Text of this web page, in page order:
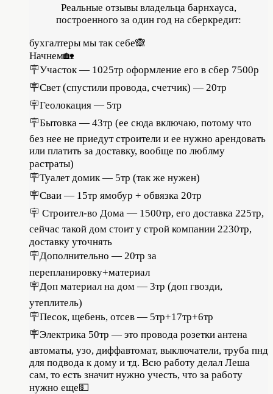
Реальные отзывы владельца барнхауса,
построенного за один год на сберкредит:
бухгалтеры мы так себе🙈 ⠀
Начнем🏡⠀
🪧Участок — 1025тр оформление его в сбер 7500р⠀
🪧Свет (спустили провода, счетчик) — 20тр⠀
🪧Геолокация — 5тр ⠀
🪧Бытовка — 43тр (ее сюда включаю, потому что
без нее не приедут строители и ее нужно арендовать
или платить за доставку, вообще по люблму
растраты)⠀
🪧Туалет домик — 5тр (так же нужен)⠀
🪧Сваи — 15тр ямобур + обвязка 20тр⠀
🪧 Строител-во Дома — 1500тр, его доставка 225тр,
сейчас такой дом стоит у строй компании 2230тр,
доставку уточнять⠀
🪧Дополнительно — 20тр за
перепланировку+материал⠀
🪧Доп материал на дом — 3тр (доп гвозди,
утеплитель) ⠀
🪧Песок, щебень, отсев — 5тр+17тр+6тр⠀
🪧Электрика 50тр — это провода розетки антена
автоматы, узо, диффавтомат, выключатели, труба пнд
для подвода к дому и тд. Всю работу делал Леша
сам, то есть значит нужно учесть, что за работу
нужно еще💵⠀